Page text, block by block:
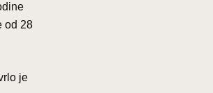
od 28
je